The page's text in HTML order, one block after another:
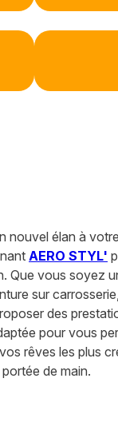
nouvel élan à
AERO STYL'
Que vous soyez
sur
des
pour vous
rêves les plus
de main.